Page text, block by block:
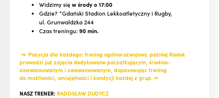
Widzimy się w środy o 17:00
Gdzie? *Gdański Stadion Lekkoatletyczny i Rugby,
ul. Grunwaldzka 244
Czas treningu:90 min.
⇒ Pozycja dla każdego: trening ogólnorozwojowy, później Radek
prowadzi już zajęcia dedykowane początkującym, średnio-
zaawansowanym i zaawansowanym, dopasowując trening
do możliwości, umiejętności i kondycji każdej z grup. ⇐
NASZ TRENER: RADOSŁAW DUDYCZ